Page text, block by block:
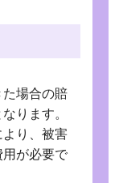
場合の賠
ります。
り、被害
が必要で